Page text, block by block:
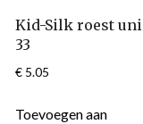
Kid-Silk roest uni
33
€ 5.05
Toevoegen aan